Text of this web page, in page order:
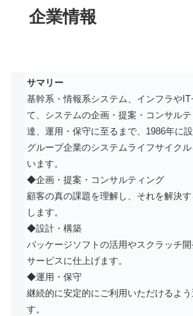
企業情報
サマリー
基幹系・情報系システム、インフラや
て、システムの企画・提案・コンサル
達、運用・保守に至るまで、1986年に
グループ企業のシステムライフサイク
います。
◆企画・提案・コンサルティング
顧客の真の課題を理解し、それを解決
します。
◆設計・構築
パッケージソフトの活用やスクラッチ
サービスに仕上げます。
◆運用・保守
継続的に安定的にご利用いただけるよ
す。